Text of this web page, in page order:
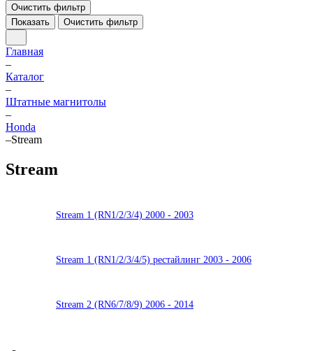
Очистить фильтр
Показать
Очистить фильтр
Главная
–
Каталог
–
Штатные магнитолы
–
Honda
–Stream
Stream
Stream 1 (RN1/2/3/4) 2000 - 2003
Stream 1 (RN1/2/3/4/5) рестайлинг 2003 - 2006
Stream 2 (RN6/7/8/9) 2006 - 2014